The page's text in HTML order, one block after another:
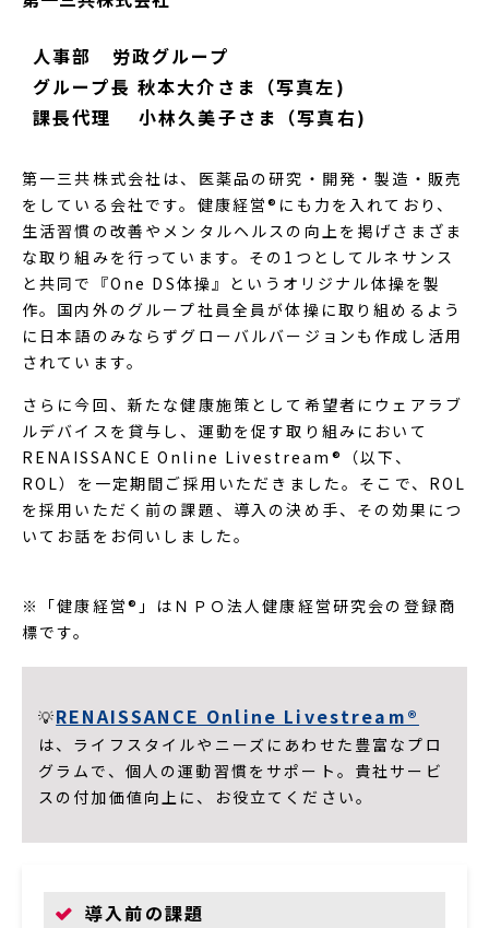
人事部 労政グループ
グループ長 秋本大介さま（写真左)
課長代理 小林久美子さま（写真右)
第一三共株式会社は、医薬品の研究・開発・製造・販売
をしている会社です。健康経営® にも力を入れており、
生活習慣の改善やメンタルヘルスの向上を掲げさまざま
な取り組みを行っています。その1つとしてルネサンス
と共同で『One DS体操』というオリジナル体操を製
作。国内外のグループ社員全員が体操に取り組めるよう
に日本語のみならずグローバルバージョンも作成し活用
されています。
さらに今回、新たな健康施策として希望者にウェアラブ
ルデバイスを貸与し、運動を促す取り組みにおいて
RENAISSANCE Online Livestream®（以下、
ROL）を一定期間ご採用いただきました。そこで、ROL
を採用いただく前の課題、導入の決め手、その効果につ
いてお話をお伺いしました。
※「健康経営®」はＮＰＯ法人健康経営研究会の登録商
標です。
💡RENAISSANCE Online Livestream®
は、ライフスタイルやニーズにあわせた豊富なプロ
グラムで、個人の運動習慣をサポート。貴社サービ
スの付加価値向上に、お役立てください。
導入前の課題